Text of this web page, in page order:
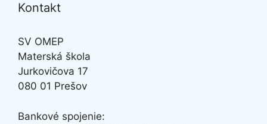
Kontakt
SV OMEP
Materská škola
Jurkovičova 17
080 01 Prešov
Bankové spojenie: